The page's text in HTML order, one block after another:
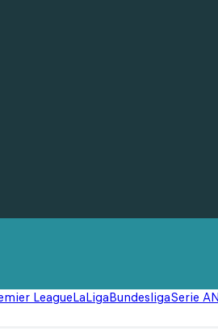
LeagueLaLigaBundesligaSerie A